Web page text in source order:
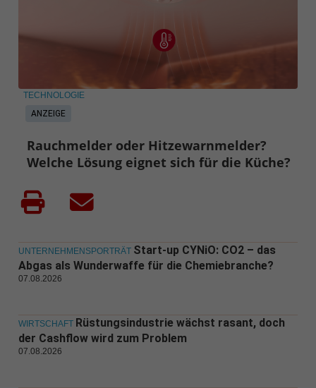
ANZEIGE
TECHNOLOGIE
Rauchmelder oder Hitzewarnmelder?
Welche Lösung eignet sich für die Küche?
UNTERNEHMENSPORTRÄT Start-up CYNiO: CO2 – das
Abgas als Wunderwaffe für die Chemiebranche?
07.08.2026
WIRTSCHAFT Rüstungsindustrie wächst rasant, doch
der Cashflow wird zum Problem
07.08.2026